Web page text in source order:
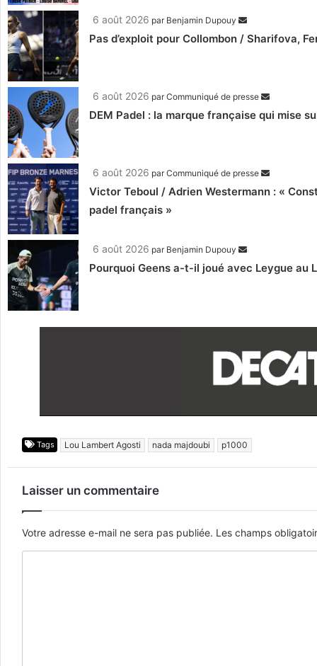
6 août 2026 par Benjamin Dupouy
Pas d’exploit pour Collombon / Sharifova,
6 août 2026 parCommuniqué de presse
DEM Padel : la marque française qui mise
6 août 2026 parCommuniqué de presse
Victor Teboul / Adrien Westermann : «
padel français »
6 août 2026 par Benjamin Dupouy
Pourquoi Geens a-t-il joué avec Leygue au
Tags Lou Lambert Agosti nada majdoubi p1000
Laisser un commentaire
Votre adresse e-mail ne sera pas publiée. Les champs